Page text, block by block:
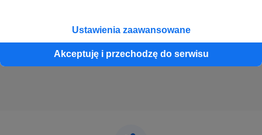
Ustawienia zaawansowane
Akceptuję i przechodzę do serwisu
Królewski Dzień w Radiu 357